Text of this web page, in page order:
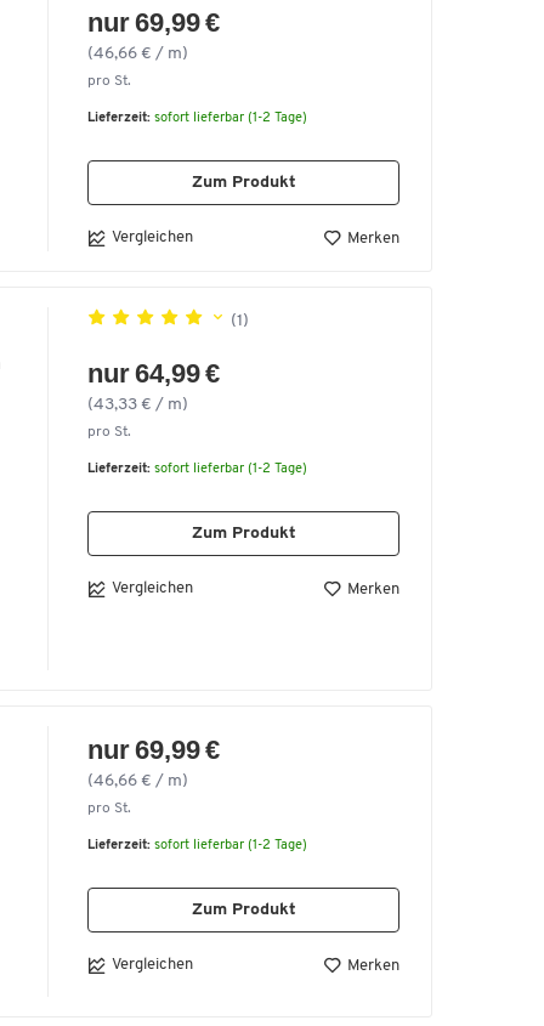
nur 69,99 €
(46,66 € / m)
pro St.
Lieferzeit: sofort lieferbar (1-2 Tage)
Zum Produkt
Vergleichen Merken
(1)
nur 64,99 €
(43,33 € / m)
pro St.
Lieferzeit: sofort lieferbar (1-2 Tage)
Zum Produkt
Vergleichen Merken
nur 69,99 €
(46,66 € / m)
pro St.
Lieferzeit: sofort lieferbar (1-2 Tage)
Zum Produkt
Vergleichen Merken